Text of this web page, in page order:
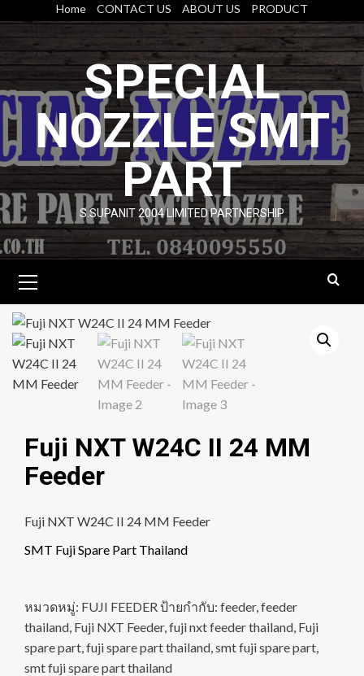
content
Home CONTACT US ABOUT US PRODUCT
SPECIAL
NOZZLE SMT
PART
S.SUPANIT 2004 LIMITED PARTNERSHIP
Menu
Fuji NXT W24C II 24 MM
Feeder
Fuji NXT W24C II 24 MM Feeder
SMT Fuji Spare Part Thailand
หมวดหมู่: FUJI FEEDERป้ายกำกับ: feeder,feeder
thailand, Fuji NXT Feeder,fuji nxt feeder thailand, Fuji
spare part,fuji spare part thailand,smt fuji spare part,
smt fuji spare part thailand